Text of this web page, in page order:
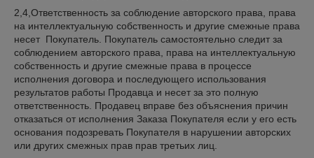
2,4,Ответственность за соблюдение авторского права, права
на интеллектуальную собственность и другие смежные права
несет Покупатель. Покупатель самостоятельно следит за
соблюдением авторского права, права на интеллектуальную
собственность и другие смежные права в процессе
исполнения договора и последующего использования
результатов работы Продавца и несет за это полную
ответственность. Продавец вправе без объяснения причин
отказаться от исполнения Заказа Покупателя если у его есть
основания подозревать Покупателя в нарушении авторских
или других смежных прав прав третьих лиц.